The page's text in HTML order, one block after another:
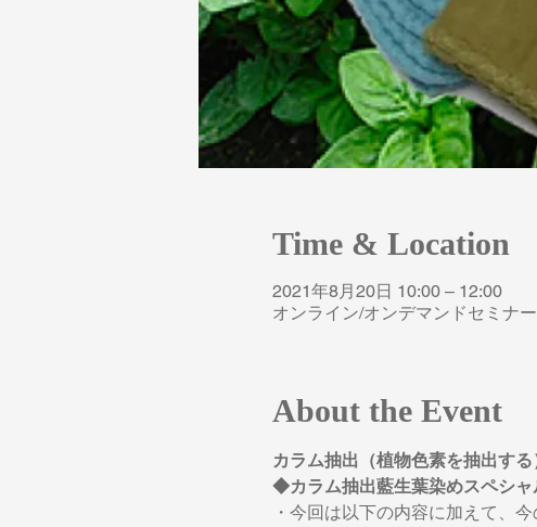
Time & Location
2021年8月20日 10:00 – 12:00
オンライン/オンデマンドセミナー
About the Event
カラム抽出（植物色素を抽出する
◆カラム抽出藍生葉染めスペシャ
・今回は以下の内容に加えて、